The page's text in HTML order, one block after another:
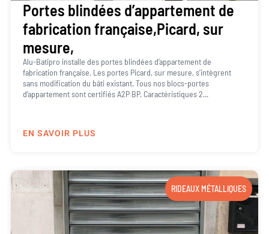
Portes blindées d’appartement de
fabrication française,Picard, sur
mesure,
Alu-Batipro installe des portes blindées d’appartement de
fabrication française. Les portes Picard, sur mesure, s’intègrent
sans modification du bâti existant. Tous nos blocs-portes
d’appartement sont certifiés A2P BP. Caractéristiques 2...
EN SAVOIR PLUS
RIDEAUX MÉTALLIQUES